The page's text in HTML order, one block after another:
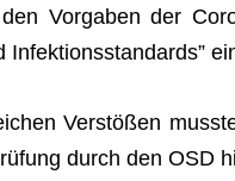
Vor­ga­ben der
Infek­ti­ons­stan­dards”
Ver­stö­ßen
durch den OSD